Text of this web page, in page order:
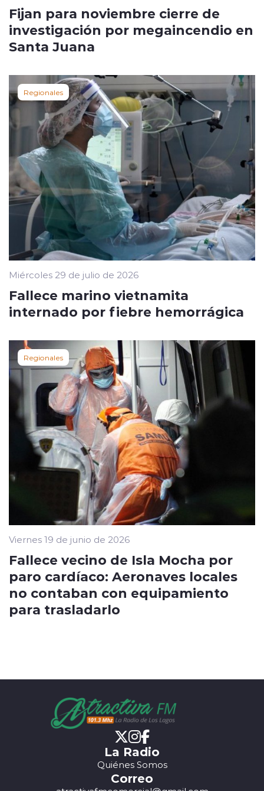
Fijan para noviembre cierre de
investigación por megaincendio en
Santa Juana
Regionales
Miércoles 29 de julio de 2026
Fallece marino vietnamita
internado por fiebre hemorrágica
Regionales
Viernes 19 de junio de 2026
Fallece vecino de Isla Mocha por
paro cardíaco: Aeronaves locales
no contaban con equipamiento
para trasladarlo
La Radio
Quiénes Somos
Correo